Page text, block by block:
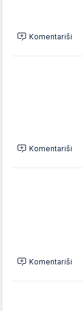
Komentariši
Komentariši
Komentariši